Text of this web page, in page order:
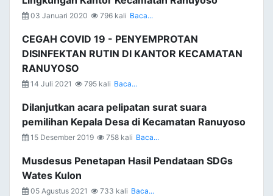
03 Januari 2020 796 kali Baca...
CEGAH COVID 19 - PENYEMPROTAN
DISINFEKTAN RUTIN DI KANTOR KECAMATAN
RANUYOSO
14 Juli 2021 795 kali Baca...
Dilanjutkan acara pelipatan surat suara
pemilihan Kepala Desa di Kecamatan Ranuyoso
15 Desember 2019 758 kali Baca...
Musdesus Penetapan Hasil Pendataan SDGs
Wates Kulon
05 Agustus 2021 733 kali Baca...